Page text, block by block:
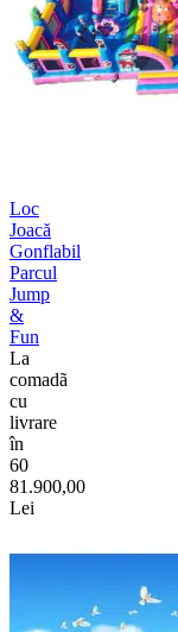
Loc
Joacă
Gonflabil
Parcul
Jump
&
Fun
La
comadã
cu
livrare
în
60
81.900,00
Lei